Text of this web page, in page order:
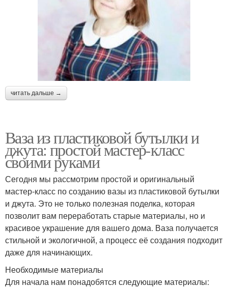
читать дальше →
Ваза из пластиковой бутылки и
джута: простой мастер-класс
своими руками
Сегодня мы рассмотрим простой и оригинальный
мастер-класс по созданию вазы из пластиковой бутылки
и джута. Это не только полезная поделка, которая
позволит вам переработать старые материалы, но и
красивое украшение для вашего дома. Ваза получается
стильной и экологичной, а процесс её создания подходит
даже для начинающих.
Необходимые материалы
Для начала нам понадобятся следующие материалы: